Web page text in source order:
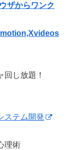
ザからワンク
し放題！
ステム開発
理術